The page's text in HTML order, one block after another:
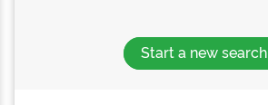
Start a new search